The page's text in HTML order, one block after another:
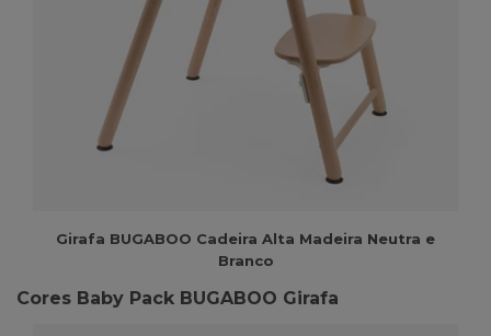
Girafa BUGABOO Cadeira Alta Madeira Neutra e
Branco
Cores Baby Pack BUGABOO Girafa